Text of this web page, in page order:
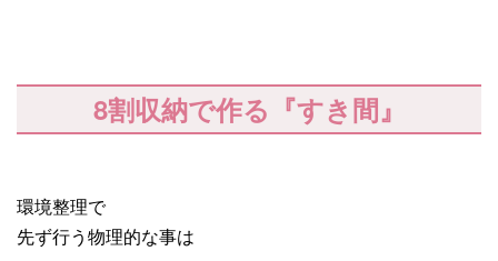
8割収納で作る『すき間』
環境整理で
先ず行う物理的な事は